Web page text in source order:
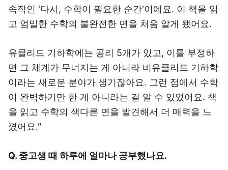
속작인 '다시, 수학이 필요한 순간'이에요. 이 책을 읽
고 엄밀한 수학의 불완전한 면을 처음 알게 됐어요.
유클리드 기하학에는 공리 5개가 있고, 이를 부정하
면 그 체계가 무너지는 게 아니라 비유클리드 기하학
이라는 새로운 분야가 생기잖아요. 그런 점에서 수학
이 완벽하기만 한 게 아니라는 걸 알 수 있었어요. 책
을 읽고 수학의 색다른 면을 발견해서 더 매력을 느
꼈어요."
Q. 중고생 때 하루에 얼마나 공부했나요.